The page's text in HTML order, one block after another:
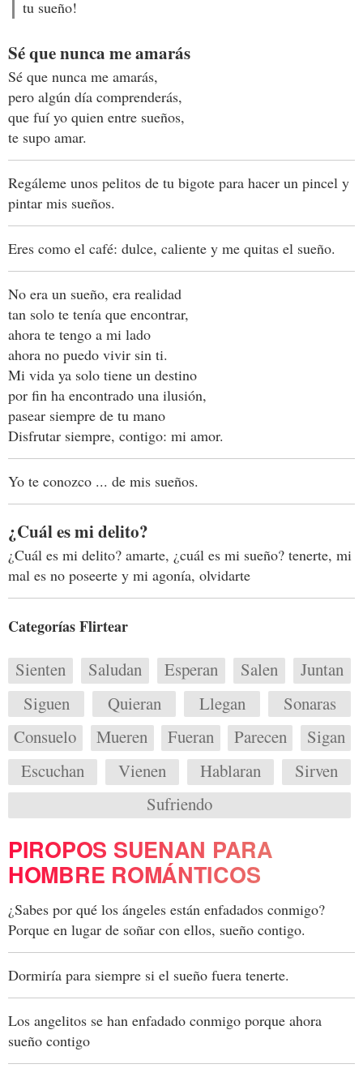
tu sueño!
Sé que nunca me amarás
Sé que nunca me amarás,
pero algún día comprenderás,
que fuí yo quien entre sueños,
te supo amar.
Regáleme unos pelitos de tu bigote para hacer un pincel y
pintar mis sueños.
Eres como el café: dulce, caliente y me quitas el sueño.
No era un sueño, era realidad
tan solo te tenía que encontrar,
ahora te tengo a mi lado
ahora no puedo vivir sin ti.
Mi vida ya solo tiene un destino
por fin ha encontrado una ilusión,
pasear siempre de tu mano
Disfrutar siempre, contigo: mi amor.
Yo te conozco ... de mis sueños.
¿Cuál es mi delito?
¿Cuál es mi delito? amarte, ¿cuál es mi sueño? tenerte, mi
mal es no poseerte y mi agonía, olvidarte
Categorías Flirtear
Sienten Saludan Esperan Salen
Juntan
Siguen
Quieran Llegan
Sonaras
Consuelo
Mueren Fueran Parecen
Sigan
Escuchan
Vienen Hablaran
Sirven
Sufriendo
PIROPOS SUENAN PARA
HOMBRE ROMÁNTICOS
¿Sabes por qué los ángeles están enfadados conmigo?
Porque en lugar de soñar con ellos, sueño contigo.
Dormiría para siempre si el sueño fuera tenerte.
Los angelitos se han enfadado conmigo porque ahora
sueño contigo